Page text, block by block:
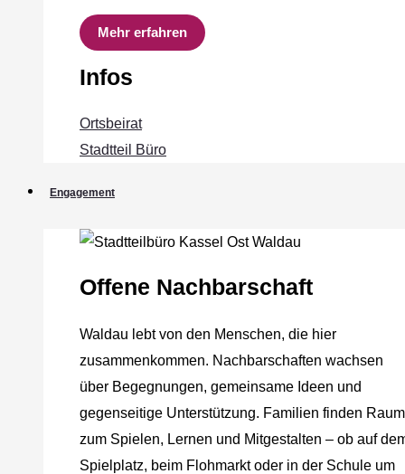
Mehr erfahren
Infos
Ortsbeirat
Stadtteil Büro
Engagement
Offene Nachbarschaft
Waldau lebt von den Menschen, die hier
zusammenkommen. Nachbarschaften wachsen
über Begegnungen, gemeinsame Ideen und
gegenseitige Unterstützung. Familien finden Raum
zum Spielen, Lernen und Mitgestalten – ob auf
Spielplatz, beim Flohmarkt oder in der Schule um